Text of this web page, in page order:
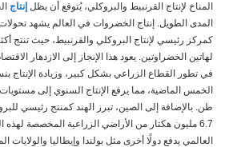
المناخ لإنتاج القرنبيط والبروكلي، يُتوقع أن يظل إنتاج
المدى الطويل. إنتاج الخضروات في العالم يشهد
كمركز رئيسي لإنتاج البروكلي والقرنبيط، حيث تنتج
لهاتين الخضراوتين. يعود هذا الإنجاز إلى الازدهار
الخمس الماضية، مما يرفع الإنتاج السنوي إلى
طن. بالإضافة إلى الصين، تبرز الهند كمنتج رئيسي
6.7 مليون هكتار من الأراضي الزراعية المخصصة
العالمي يدفع دولًا أخرى مثل بولندا وإيطاليا